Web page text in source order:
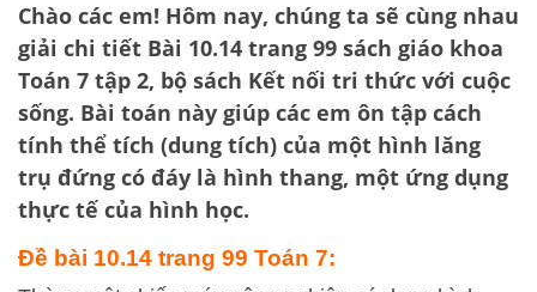
Chào các em! Hôm nay, chúng ta sẽ cùng nhau
giải chi tiết Bài 10.14 trang 99 sách giáo khoa
Toán 7 tập 2, bộ sách Kết nối tri thức với cuộc
sống. Bài toán này giúp các em ôn tập cách
tính thể tích (dung tích) của một hình lăng
trụ đứng có đáy là hình thang, một ứng dụng
thực tế của hình học.
Đề bài 10.14 trang 99 Toán 7: